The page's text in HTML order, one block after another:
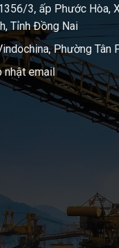
3, ấp Phước Hòa,
Tỉnh Đồng Nai
Phường Tân
nhật email